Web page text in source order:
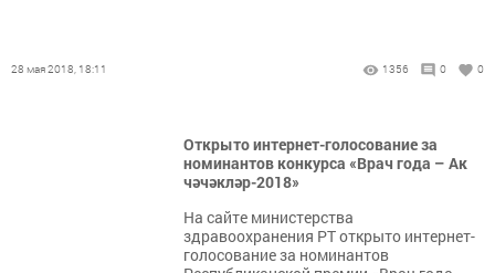
28 мая 2018, 18:11 1356 0 0
Открыто интернет-голосование за
номинантов конкурса «Врач года – Ак
чәчәкләр-2018»
На сайте министерства
здравоохранения РТ открыто интернет-
голосование за номинантов